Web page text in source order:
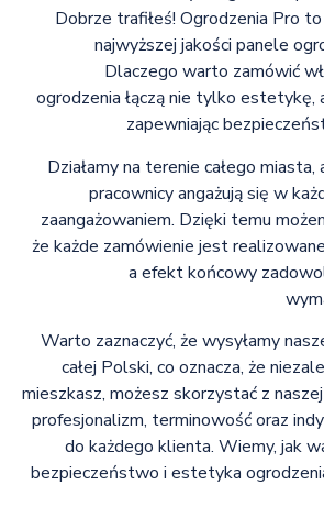
Dobrze trafiłeś! Ogrodzenia Pro
najwyższej jakości panele
Dlaczego warto zamówić
ogrodzenia łączą nie tylko estetykę,
zapewniając
Działamy na terenie całego
pracownicy angażują się w
zaangażowaniem. Dzięki temu
że każde zamówienie jest
a efekt końcowy
Warto zaznaczyć, że wysyłamy
całej Polski, co oznacza, że
mieszkasz, możesz skorzystać z
profesjonalizm, terminowość oraz
do każdego klienta. Wiemy, jak
bezpieczeństwo i estetyka